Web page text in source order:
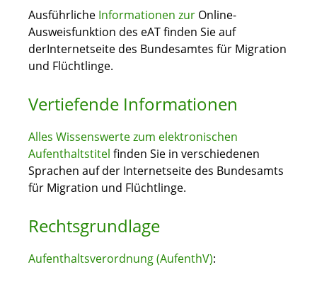
Ausführliche Informationen zur Online-
Ausweisfunktion des eAT finden Sie auf
derInternetseite des Bundesamtes für Migration
und Flüchtlinge.
Vertiefende Informationen
Alles Wissenswerte zum elektronischen
Aufenthaltstitel finden Sie in verschiedenen
Sprachen auf der Internetseite des Bundesamts
für Migration und Flüchtlinge.
Rechtsgrundlage
Aufenthaltsverordnung (AufenthV):